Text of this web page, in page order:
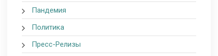
Пандемия
Политика
Пресс-Релизы